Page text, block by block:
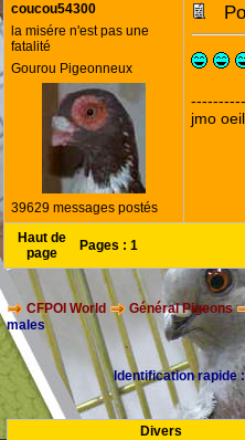
coucou54300
la misére n'est pas une
fatalité
Gourou Pigeonneux
39629 messages postés
jmo
Haut de
page
Pages : 1
CFPOI World Général Pigeons
males
Identification
Divers